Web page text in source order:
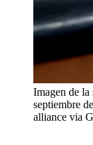
Imagen de
septiembre
alliance via